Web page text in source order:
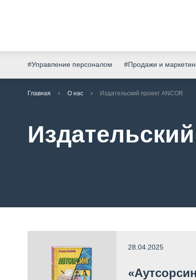
#Управление персоналом #Продажи и
Главная О нас Издательский проект ANCOR
28.04.2025